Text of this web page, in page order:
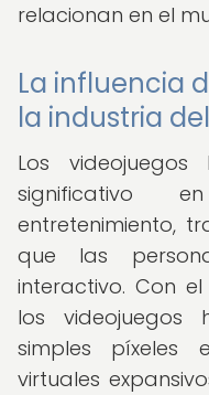
relacionan en el
La influencia
la industria
Los
significativo
entretenimiento,
que las
interactivo. Con
los videojuegos
simples píxeles
virtuales